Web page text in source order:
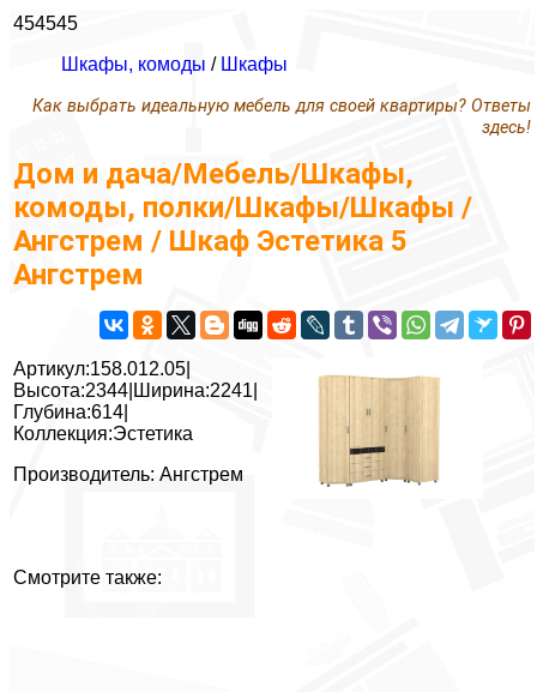
454545
Шкафы, комоды / Шкафы
Как выбрать идеальную мебель для своей квартиры? Ответы
здесь!
Дом и дача/Мебель/Шкафы,
комоды, полки/Шкафы/Шкафы /
Ангстрем / Шкаф Эстетика 5
Ангстрем
Артикул:158.012.05|
Высота:2344|Ширина:2241|
Глубина:614|
Коллекция:Эстетика
Производитель: Ангстрем
Смотрите также: